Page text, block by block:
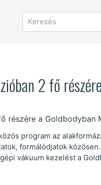
2 fő
program az
formálódjatok
vákuum kezelést a